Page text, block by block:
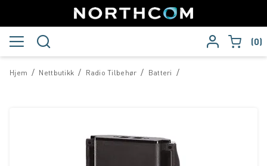
0
/
Hjem /
Nettbutikk /
Radio Tilbehør /
Batteri